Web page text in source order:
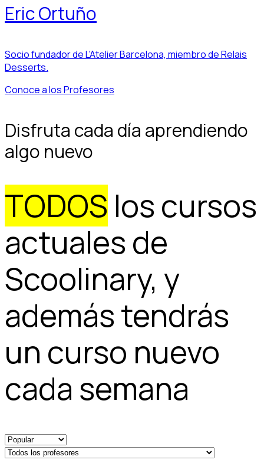
Eric Ortuño
Socio fundador de L'Atelier Barcelona, miembro de Relais
Desserts.
Conoce a los Profesores
Disfruta cada día aprendiendo
algo nuevo
TODOS los cursos
actuales de
Scoolinary, y
además tendrás
un curso nuevo
cada semana